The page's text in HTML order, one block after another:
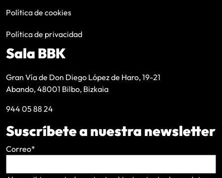
Política de cookies
Política de privacidad
Sala BBK
Gran Vía de Don Diego López de Haro, 19-21
Abando, 48001 Bilbo, Bizkaia
944 05 88 24
Suscríbete a nuestra newsletter
Correo*